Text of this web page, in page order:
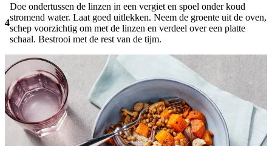
4
Doe ondertussen de linzen in een vergiet en spoel onder koud
stromend water. Laat goed uitlekken. Neem de groente uit de oven,
schep voorzichtig om met de linzen en verdeel over een platte
schaal. Bestrooi met de rest van de tijm.